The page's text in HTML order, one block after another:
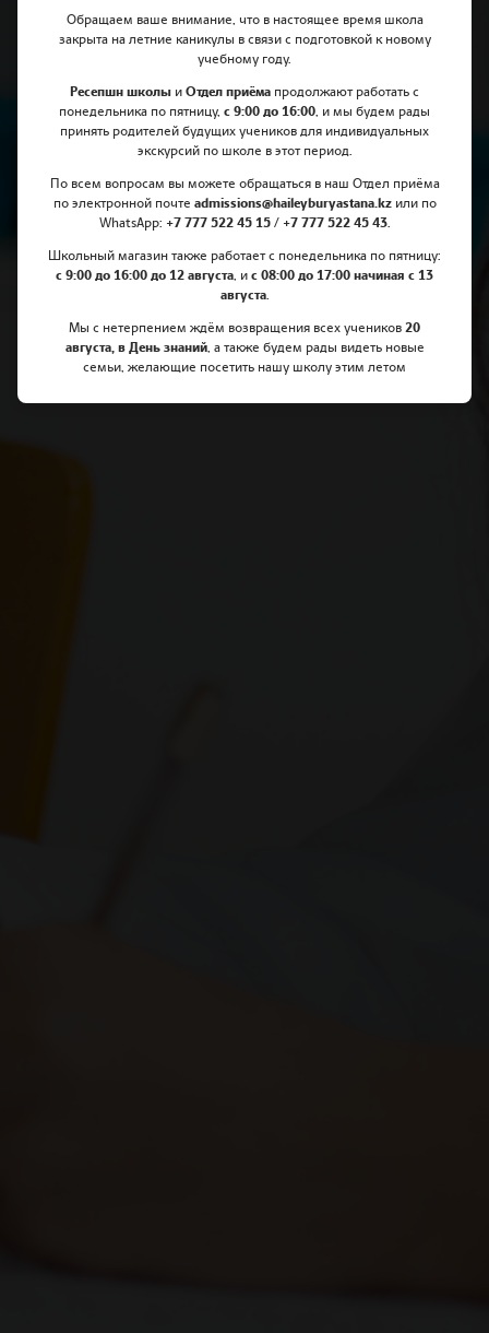
Haileybury Astana Mathematics
Olympiad 2023: Вызов для
юных математиков!
Обращаем ваше внимание, что в настоящее время школа
закрыта на летние каникулы в связи с подготовкой к новому
учебному году.
Ресепшн школы и Отдел приёма продолжают работать с
понедельника по пятницу, с 9:00 до 16:00, и мы будем рады
принять родителей будущих учеников для индивидуальных
экскурсий по школе в этот период.
По всем вопросам вы можете обращаться в наш Отдел приёма
по электронной почте admissions@haileyburyastana.kzили по
WhatsApp: +7 777 522 45 15 / +7 777 522 45 43.
Школьный магазин также работает с понедельника по пятницу:
с 9:00 до 16:00 до 12 августа, и с 08:00 до 17:00 начиная с 13
августа.
Мы с нетерпением ждём возвращения всех учеников 20
августа, в День знаний, а также будем рады видеть новые
семьи, желающие посетить нашу школу этим летом